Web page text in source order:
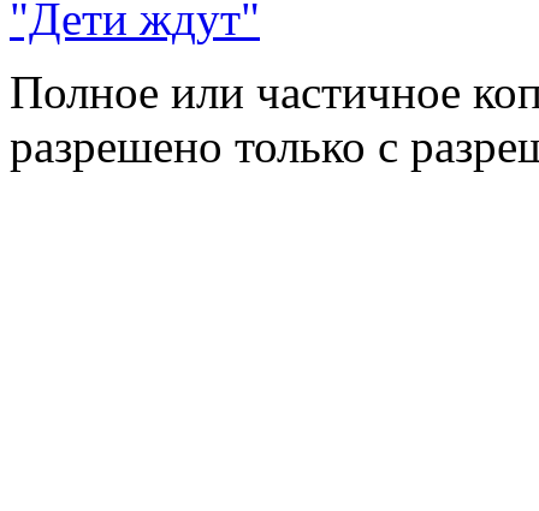
"Дети ждут"
Полное или частичное
разрешено только с